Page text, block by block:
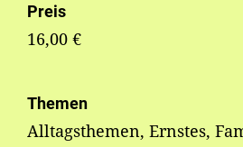
Preis
16,00 €
Themen
Alltagsthemen, Ernstes,